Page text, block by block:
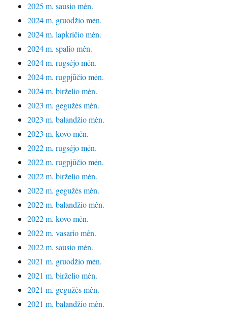
2025 m. sausio mėn.
2024 m. gruodžio mėn.
2024 m. lapkričio mėn.
2024 m. spalio mėn.
2024 m. rugsėjo mėn.
2024 m. rugpjūčio mėn.
2024 m. birželio mėn.
2023 m. gegužės mėn.
2023 m. balandžio mėn.
2023 m. kovo mėn.
2022 m. rugsėjo mėn.
2022 m. rugpjūčio mėn.
2022 m. birželio mėn.
2022 m. gegužės mėn.
2022 m. balandžio mėn.
2022 m. kovo mėn.
2022 m. vasario mėn.
2022 m. sausio mėn.
2021 m. gruodžio mėn.
2021 m. birželio mėn.
2021 m. gegužės mėn.
2021 m. balandžio mėn.